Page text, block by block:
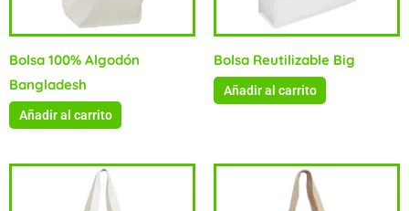
Bolsa 100% Algodón
Bangladesh
Añadir al carrito
Bolsa Reutilizable Big
Añadir al carrito